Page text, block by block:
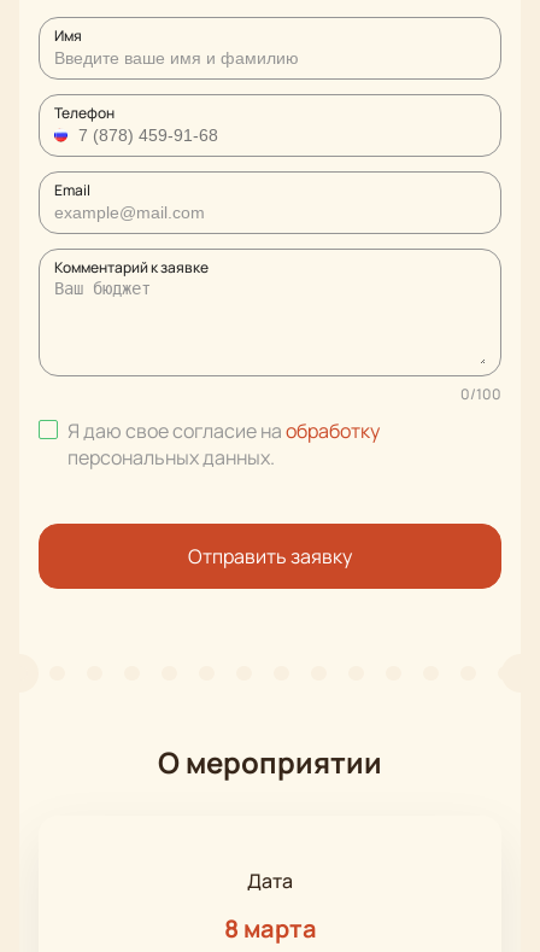
Имя
Телефон
Email
Комментарий к заявке
0/100
Я даю свое согласие наобработку
персональных данных.
Отправить заявку
О мероприятии
Дата
8 марта